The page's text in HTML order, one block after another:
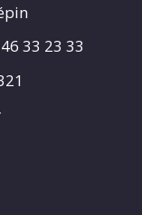
33 23 33